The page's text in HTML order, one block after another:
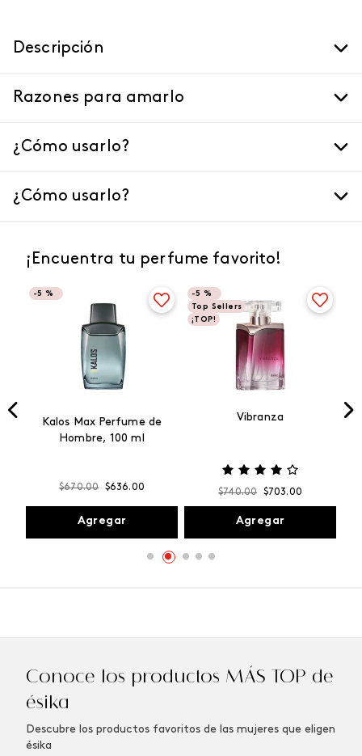
Descripción
Razones para amarlo
¿Cómo usarlo?
¿Cómo usarlo?
¡Encuentra tu perfume favorito!
-5 %
Kalos Max Perfume de
Hombre, 100 ml
$670.00 $636.00
Agregar
-5 %
Top Sellers
¡TOP!
Vibranza
$740.00 $703.00
Agregar
Conoce los productos MÁS TOP de
ésika
Descubre los productos favoritos de las mujeres que eligen
ésika